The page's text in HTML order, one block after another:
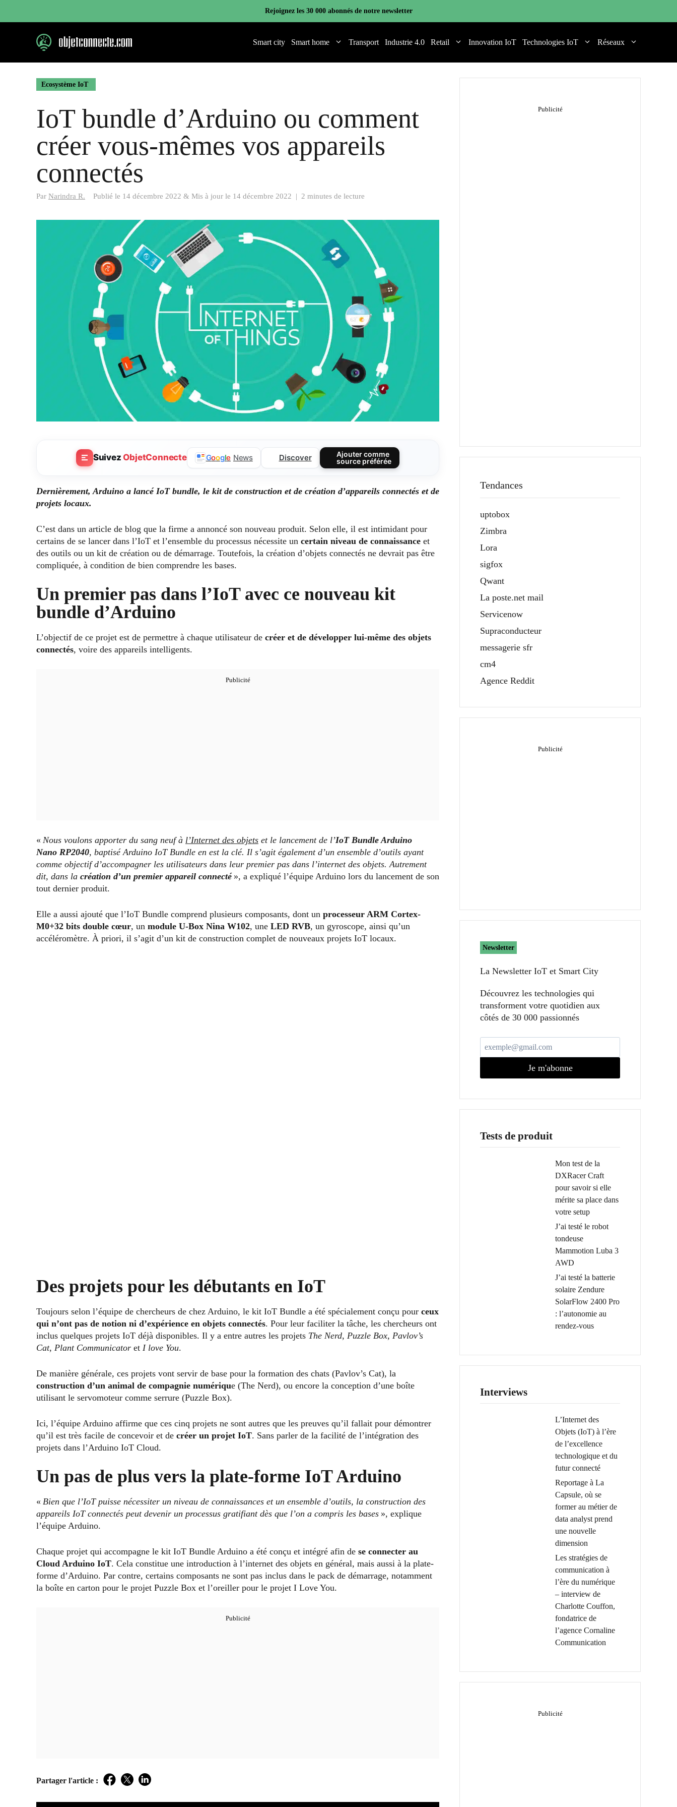
Rejoignez les 30 000 abonnés de notre newsletter
Smart city Smart home Transport Industrie 4.0 Retail Innovation IoT Technologies IoT Réseaux
Ecosystème IoT
IoT bundle d’Arduino ou comment
créer vous-mêmes vos appareils
connectés
Par Narindra R. Publié le 14 décembre 2022 & Mis à jour le 14 décembre 2022 | 2 minutes de lecture
SuivezObjetConnecte Google News Discover
Ajouter comme
source préférée
Dernièrement, Arduino a lancé IoT bundle, le kit de construction et de création d’appareils connectés et de
projets locaux.
C’est dans un article de blog que la firme a annoncé son nouveau produit. Selon elle, il est intimidant pour
certains de se lancer dans l’IoT et l’ensemble du processus nécessite un certain niveau de connaissance et
des outils ou un kit de création ou de démarrage. Toutefois, la création d’objets connectés ne devrait pas être
compliquée, à condition de bien comprendre les bases.
Un premier pas dans l’IoT avec ce nouveau kit
bundle d’Arduino
L’objectif de ce projet est de permettre à chaque utilisateur de créer et de développer lui-même des objets
connectés, voire des appareils intelligents.
« Nous voulons apporter du sang neuf à l’Internet des objets et le lancement de l’IoT Bundle Arduino
Nano RP2040, baptisé Arduino IoT Bundle en est la clé. Il s’agit également d’un ensemble d’outils ayant
comme objectif d’accompagner les utilisateurs dans leur premier pas dans l’internet des objets. Autrement
dit, dans la création d’un premier appareil connecté», a expliqué l’équipe Arduino lors du lancement de son
tout dernier produit.
Elle a aussi ajouté que l’IoT Bundle comprend plusieurs composants, dont un processeur ARM Cortex-
M0+32 bits double cœur, un module U-Box Nina W102, une LED RVB, un gyroscope, ainsi qu’un
accéléromètre. À priori, il s’agit d’un kit de construction complet de nouveaux projets IoT locaux.
Des projets pour les débutants en IoT
Toujours selon l’équipe de chercheurs de chez Arduino, le kit IoT Bundle a été spécialement conçu pour ceux
qui n’ont pas de notion ni d’expérience en objets connectés. Pour leur faciliter la tâche, les chercheurs ont
inclus quelques projets IoT déjà disponibles. Il y a entre autres les projets The Nerd, Puzzle Box, Pavlov’s
Cat, Plant Communicator et I love You.
De manière générale, ces projets vont servir de base pour la formation des chats (Pavlov’s Cat), la
construction d’un animal de compagnie numérique (The Nerd), ou encore la conception d’une boîte
utilisant le servomoteur comme serrure (Puzzle Box).
Ici, l’équipe Arduino affirme que ces cinq projets ne sont autres que les preuves qu’il fallait pour démontrer
qu’il est très facile de concevoir et de créer un projet IoT. Sans parler de la facilité de l’intégration des
projets dans l’Arduino IoT Cloud.
Un pas de plus vers la plate-forme IoT Arduino
« Bien que l’IoT puisse nécessiter un niveau de connaissances et un ensemble d’outils, la construction des
appareils IoT connectés peut devenir un processus gratifiant dès que l’on a compris les bases », explique
l’équipe Arduino.
Chaque projet qui accompagne le kit IoT Bundle Arduino a été conçu et intégré afin de se connecter au
Cloud Arduino IoT. Cela constitue une introduction à l’internet des objets en général, mais aussi à la plate-
forme d’Arduino. Par contre, certains composants ne sont pas inclus dans le pack de démarrage, notamment
la boîte en carton pour le projet Puzzle Box et l’oreiller pour le projet I Love You.
Partager l'article : Facebook
TwitterLinkedIn
Tendances
uptobox
Zimbra
Lora
sigfox
Qwant
La poste.net mail
Servicenow
Supraconducteur
messagerie sfr
cm4
Agence Reddit
Newsletter
La Newsletter IoT et Smart City​
Découvrez les technologies qui
transforment votre quotidien aux
côtés de 30 000 passionnés
Je m'abonne
Tests de produit
Mon test de la
DXRacer Craft
pour savoir si elle
mérite sa place dans
votre setup
J’ai testé le robot
tondeuse
Mammotion Luba 3
AWD
J’ai testé la batterie
solaire Zendure
SolarFlow 2400 Pro
: l’autonomie au
rendez-vous
Interviews
L’Internet des
Objets (IoT) à l’ère
de l’excellence
technologique et du
futur connecté
Reportage à La
Capsule, où se
former au métier de
data analyst prend
une nouvelle
dimension
Les stratégies de
communication à
l’ère du numérique
– interview de
Charlotte Couffon,
fondatrice de
l’agence Cornaline
Communication